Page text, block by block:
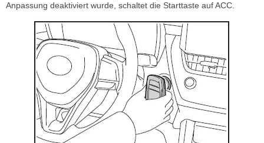
Anpassung deaktiviert wurde, schaltet die Starttaste auf ACC.